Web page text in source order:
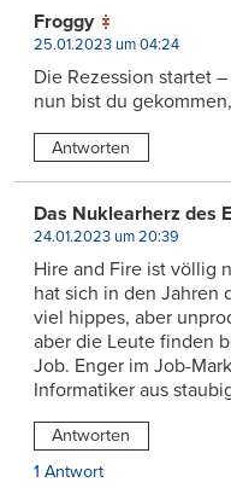
Froggy
25.01.2023 um 04:24
Die Rezession startet
nun bist du
Antworten
Das Nuklearherz des
24.01.2023 um 20:39
Hire and Fire ist völlig
hat sich in den Jahren
viel hippes, aber
aber die Leute finden
Job. Enger im Job-
Informatiker aus
Antworten
1 Antwort